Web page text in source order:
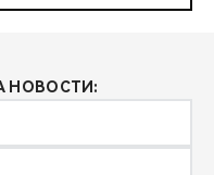
НОВОСТИ: